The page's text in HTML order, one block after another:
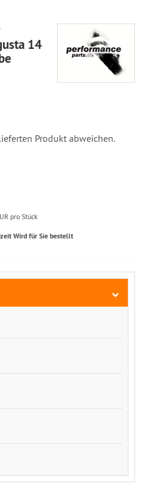
14
Produkt abweichen.
pro Stück
Wird für Sie bestellt